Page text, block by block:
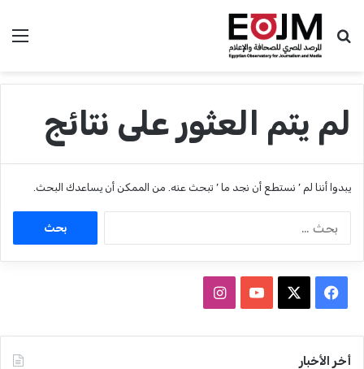
بحث عن
لم يتم العثور على نتائج
يبدوا أننا لم ’ نستطع أن نجد ما ’ تبحث عنه. من الممكن أن يساعدك البحث.
:
س
أخر الأخبار